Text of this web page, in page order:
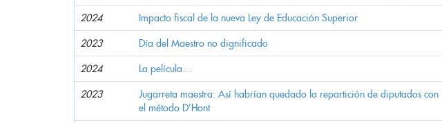
2024 Impacto fiscal de la nueva Ley de Educación Superior
2023 Día del Maestro no dignificado
2024 La película…
2023
Jugarreta maestra: Así habrían quedado la repartición de diputados con
el método D’Hont